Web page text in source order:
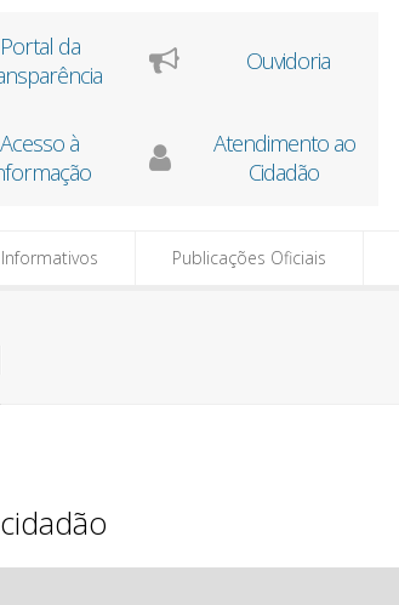
Portal da
Ouvidoria
Acesso à
Atendimento ao
Cidadão
Informativos Publicações Oficiais